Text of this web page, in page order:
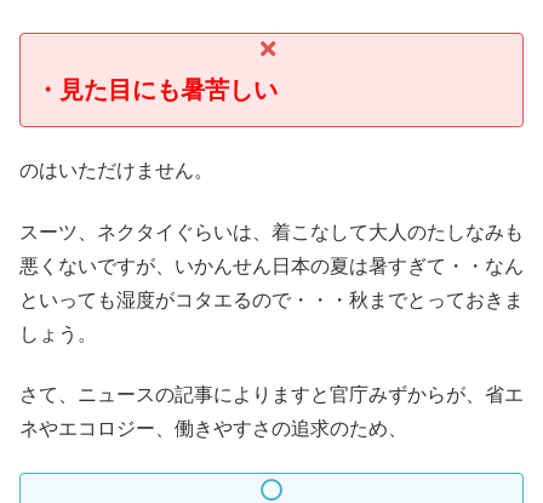
・見た目にも暑苦しい
のはいただけません。
スーツ、ネクタイぐらいは、着こなして大人のたしなみも
悪くないですが、いかんせん日本の夏は暑すぎて・・なん
といっても湿度がコタエるので・・・秋までとっておきま
しょう。
さて、ニュースの記事によりますと官庁みずからが、省エ
ネやエコロジー、働きやすさの追求のため、